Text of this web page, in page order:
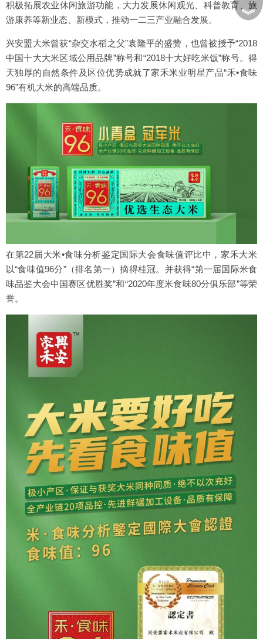
积极拓展农业休闲旅游功能，大力发展休闲观光、科普教育、旅
游康养等新业态、新模式，推动一二三产业融合发展。
兴安盟大米曾获“杂交水稻之父”袁隆平的盛赞，也曾被授予“2018
中国十大大米区域公用品牌”称号和“2018十大好吃米饭”称号。得
天独厚的自然条件及区位优势成就了家禾米业明星产品“禾•食味
96”有机大米的高端品质。
在第22届大米•食味分析鉴定国际大会食味值评比中，家禾大米
以“食味值96分”（排名第一）摘得桂冠。并获得“第一届国际米食
味品鉴大会中国赛区优胜奖”和“2020年度米食味80分俱乐部”等荣
誉。
︾